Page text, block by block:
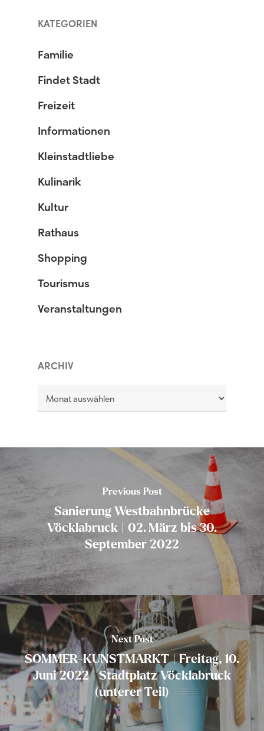
KATEGORIEN
Familie
Findet Stadt
Freizeit
Informationen
Kleinstadtliebe
Kulinarik
Kultur
Rathaus
Shopping
Tourismus
Veranstaltungen
ARCHIV
Archiv
Previous Post
Sanierung Westbahnbrücke
Vöcklabruck | 02. März bis 30.
September 2022
Next Post
SOMMER-KUNSTMARKT | Freitag, 10.
Juni 2022 | Stadtplatz Vöcklabruck
(unterer Teil)